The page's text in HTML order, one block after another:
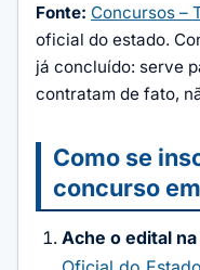
Fonte: Concursos –
oficial do estado.
já concluído: serve
contratam de fato,
Como se
concurso
Ache o edital